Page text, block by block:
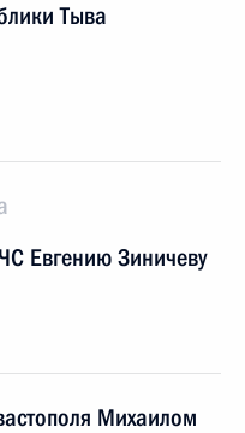
Тыва
Евгению Зиничеву
Михаилом